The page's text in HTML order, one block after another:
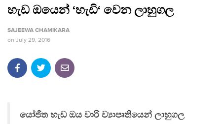
හැඩ ඔයෙන් ‘හැඩි‘ වෙන ලාහුගල
SAJEEWA CHAMIKARA
on July 29, 2016
යෝජිත හැඩ ඔය වාරි ව්‍යාපෘතියෙන් ලාහුගල